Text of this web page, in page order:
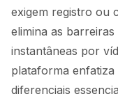
exigem registro ou
elimina as
instantâneas por
plataforma
diferenciais